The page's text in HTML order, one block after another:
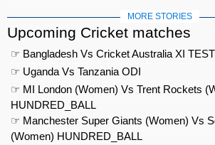
MORE STORIES
Upcoming Cricket matches
☞ Bangladesh Vs Cricket Australia XI TEST
☞ Uganda Vs Tanzania ODI
☞ MI London (Women) Vs Trent Rockets
HUNDRED_BALL
☞ Manchester Super Giants (Women) Vs
(Women) HUNDRED_BALL